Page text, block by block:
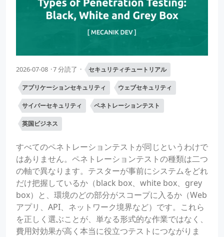
2026-07-08 7 分読了 セキュリティチュートリアル
アプリケーションセキュリティ ウェブセキュリティ
サイバーセキュリティ ペネトレーションテスト
英国ビジネス
すべてのペネトレーションテストが同じというわけで
はありません。ペネトレーションテストの種類は二つ
の軸で異なります。テスターが事前にシステムをどれ
だけ把握しているか（black box、white box、grey
box）と、環境のどの部分がスコープに入るか（Web
アプリ、API、ネットワーク境界など）です。これら
を正しく選ぶことが、単なる形式的な作業ではなく、
費用対効果が高く本当に役立つテストにつながりま